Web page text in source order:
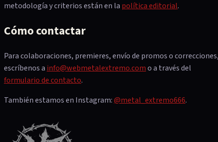
metodología y criterios están en la política editorial.
Cómo contactar
Para colaboraciones, premieres, envío de promos o
escríbenos a info@webmetalextremo.como a través del
formulario de contacto.
También estamos en Instagram:@metal_extremo666.